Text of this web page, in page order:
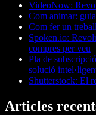
VideoNow:
Com animar:
Com fer un
Spoken.io:
compres per veu
Pla de
solució
Shutterstock: El
Articles